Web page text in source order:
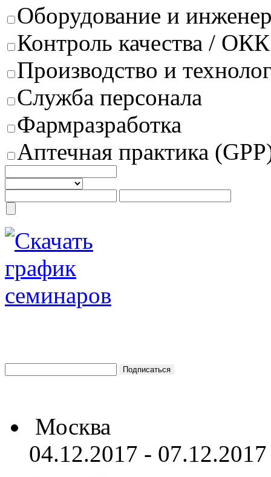
Оборудование и
Контроль качества / ОКК
Производство и
Служба персонала
Фармразработка
Аптечная практика
Москва
04.12.2017 - 07.12.2017